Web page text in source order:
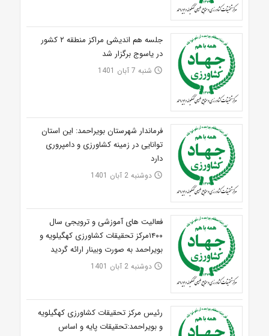
جلسه هم اندیشی مراکز منطقه ۲ کشور
در یاسوج برگزار شد
access_time شنبه 7 آبان 1401
فرماندار شهرستان بویراحمد: این استان
توانایی در زمینه کشاورزی و دامپروری
دارد
access_time دوشنبه 2 آبان 1401
فعالیت های آموزشی و ترویجی سال
۱۴۰۰مرکز تحقیقات کشاورزی کهگیلویه و
بویراحمد به صورت وبینار ارائه گردید
access_time دوشنبه 2 آبان 1401
رئیس مرکز تحقیقات کشاورزی کهگیلویه
و بویراحمد:تحقیقات پایه و اساس